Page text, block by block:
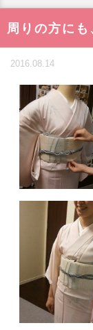
周りの方に
2016.08.14